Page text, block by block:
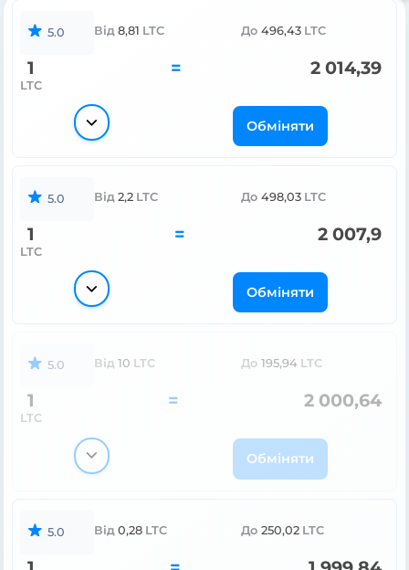
5.0 Від 8,81 LTC До 496,43 LTC
1
LTC
= 2 014,39
Обміняти
5.0 Від 2,2 LTC До 498,03 LTC
1
LTC
= 2 007,9
Обміняти
5.0 Від 10 LTC До 195,94 LTC
1
LTC
= 2 000,64
Обміняти
5.0 Від 0,28 LTC До 250,02 LTC